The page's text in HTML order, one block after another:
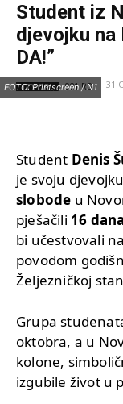
Student iz
djevojku na
DA!”
IZVOR: 021.RS 31
FOTO: Printscreen / N1
Student Denis
je svoju djevojku
slobode u
pješačili 16 dana
bi učestvovali
povodom
Željezničkoj
Grupa
oktobra, a u
kolone,
izgubile život u